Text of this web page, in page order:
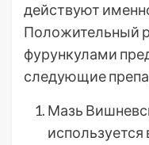
действуют
Положительный
фурункулами
следующие
Мазь
используется